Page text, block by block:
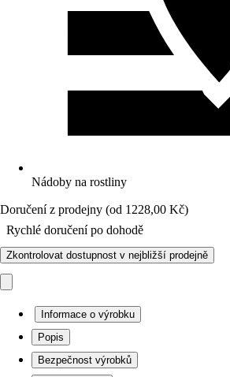
Nádoby na rostliny
Doručení z prodejny (od 1228,00 Kč)
Rychlé doručení po dohodě
Zkontrolovat dostupnost v nejbližší prodejně
Informace o výrobku
Popis
Bezpečnost výrobků